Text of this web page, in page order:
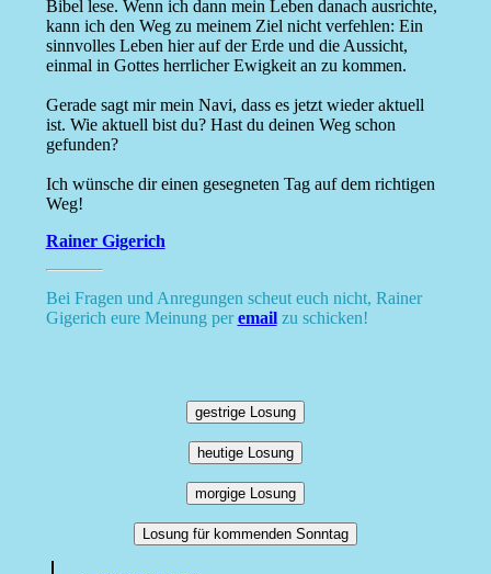
Bibel lese. Wenn ich dann mein Leben danach ausrichte,
kann ich den Weg zu meinem Ziel nicht verfehlen: Ein
sinnvolles Leben hier auf der Erde und die Aussicht,
einmal in Gottes herrlicher Ewigkeit an zu kommen.
Gerade sagt mir mein Navi, dass es jetzt wieder aktuell
ist. Wie aktuell bist du? Hast du deinen Weg schon
gefunden?
Ich wünsche dir einen gesegneten Tag auf dem richtigen
Weg!
Rainer Gigerich
Bei Fragen und Anregungen scheut euch nicht, Rainer
Gigerich eure Meinung peremailzu schicken!
gestrige Losung
heutige Losung
morgige Losung
Losung für kommenden Sonntag